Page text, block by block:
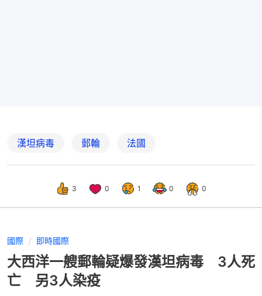
漢坦病毒 郵輪 法國
3 0 1 0 0
國際 即時國際
大西洋一艘郵輪疑爆發漢坦病毒 3人死
亡 另3人染疫